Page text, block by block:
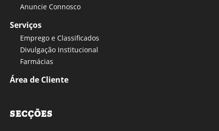
Anuncie Connosco
Serviços
Emprego e Classificados
Divulgação Institucional
Farmácias
Área de Cliente
SECÇÕES